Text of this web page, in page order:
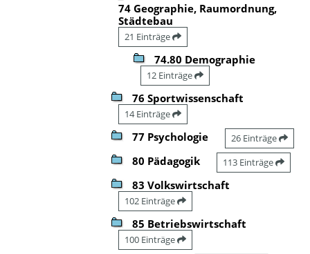
74 Geographie, Raumordnung,
Städtebau
21 Einträge
74.80 Demographie
12 Einträge
76 Sportwissenschaft
14 Einträge
77 Psychologie 26 Einträge
80 Pädagogik 113 Einträge
83 Volkswirtschaft
102 Einträge
85 Betriebswirtschaft
100 Einträge